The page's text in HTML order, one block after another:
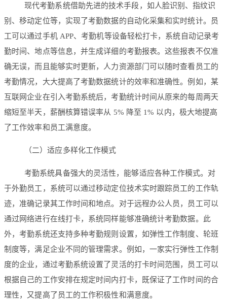
现代考勤系统借助先进的技术手段，如人脸识别、指纹识
别、移动定位等，实现了考勤数据的自动化采集和实时统计。员
工可以通过手机 APP、考勤机等设备轻松打卡，系统自动记录考
勤时间、地点等信息，并生成详细的考勤报表。这些报表不仅准
确无误，而且能够实时更新，人力资源部门可以随时查看员工的
考勤情况，大大提高了考勤数据统计的效率和准确性。例如，某
互联网企业在引入考勤系统后，考勤统计时间从原来的每周两天
缩短至半天，薪酬核算错误率从 5% 降至 1% 以内，极大地提高
了工作效率和员工满意度。
（二）适应多样化工作模式
考勤系统具备强大的灵活性，能够适应各种工作模式。对
于外勤员工，系统可以通过移动定位技术实时跟踪员工的工作轨
迹，准确记录其工作时间和地点。对于远程办公人员，员工可以
通过网络进行在线打卡，系统同样能够准确统计考勤数据。此
外，考勤系统还支持多种考勤规则设置，如弹性工作制度、轮班
制度等，满足企业不同的管理需求。例如，一家实行弹性工作制
度的企业，通过考勤系统设置了灵活的打卡时间范围，员工可以
根据自己的工作安排在规定时间内打卡，既保证了工作时间的合
理性，又提高了员工的工作积极性和满意度。